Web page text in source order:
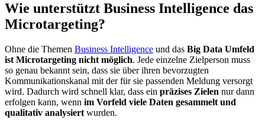
Wie unterstützt Business Intelligence das
Microtargeting?
Ohne die Themen Business Intelligence und das Big Data Umfeld
ist Microtargeting nicht möglich. Jede einzelne Zielperson muss
so genau bekannt sein, dass sie über ihren bevorzugten
Kommunikationskanal mit der für sie passenden Meldung versorgt
wird. Dadurch wird schnell klar, dass ein präzises Zielen nur dann
erfolgen kann, wenn im Vorfeld viele Daten gesammelt und
qualitativ analysiert wurden.